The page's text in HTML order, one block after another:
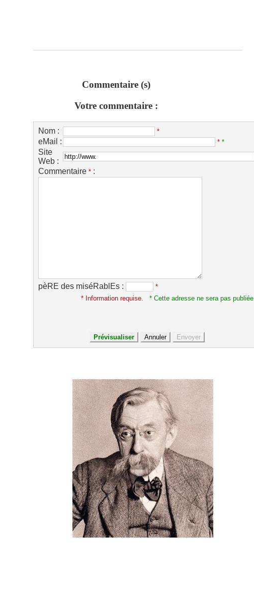
Commentaire (s)
Votre commentaire :
Nom : *
eMail : * *
Site
Web :
Commentaire * :
pèRE des miséRablEs :
*
* Information requise.
* Cette adresse ne sera pas publiée.